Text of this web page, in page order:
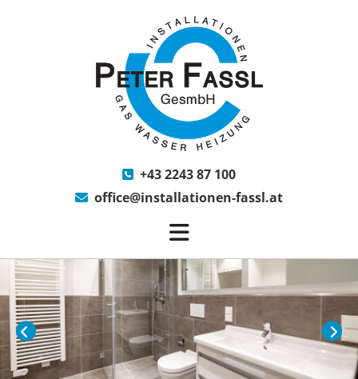
 +43 2243 87 100
 office@installationen-fassl.at